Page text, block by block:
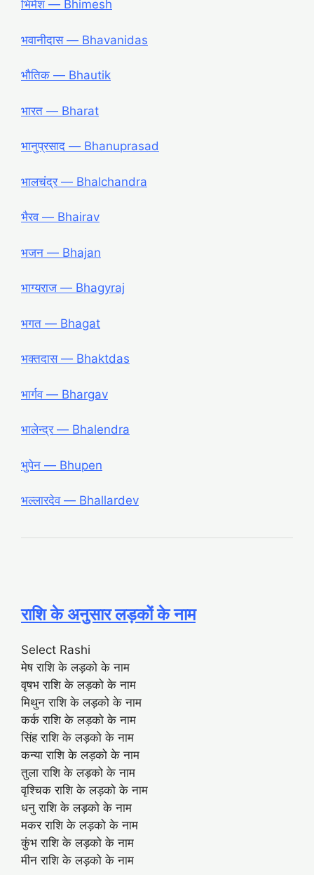
भिमेश ― Bhimesh
भवानीदास ― Bhavanidas
भौतिक ― Bhautik
भारत ― Bharat
भानुप्रसाद ― Bhanuprasad
भालचंद्र ― Bhalchandra
भैरव ― Bhairav
भजन ― Bhajan
भाग्यराज ― Bhagyraj
भगत ― Bhagat
भक्तदास ― Bhaktdas
भार्गव ― Bhargav
भालेन्द्र ― Bhalendra
भुपेन ― Bhupen
भल्लारदेव ― Bhallardev
राशि के अनुसार लड़कों के नाम
Select Rashi
मेष राशि के लड़को के नाम
वृषभ राशि के लड़को के नाम
मिथुन राशि के लड़को के नाम
कर्क राशि के लड़को के नाम
सिंह राशि के लड़को के नाम
कन्या राशि के लड़को के नाम
तुला राशि के लड़को के नाम
वृश्चिक राशि के लड़को के नाम
धनु राशि के लड़को के नाम
मकर राशि के लड़को के नाम
कुंभ राशि के लड़को के नाम
मीन राशि के लड़को के नाम